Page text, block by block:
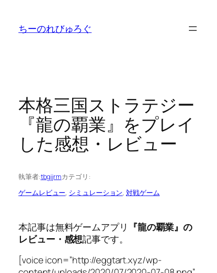
ちーのれびゅろぐ
本格三国ストラテジー
『龍の覇業』をプレイ
した感想・レビュー
執筆者:tbgjjrmカテゴリ:
ゲームレビュー, シミュレーション, 対戦ゲーム
本記事は無料ゲームアプリ
『龍の覇業』の
レビュー・感想記事です。
[voice icon=”http://eggtart.xyz/wp-